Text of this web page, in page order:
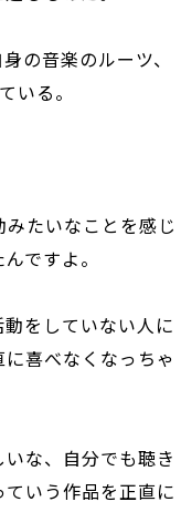
の音楽のルーツ、
いる。
たいなことを感じ
ですよ。
をしていない人に
喜べなくなっちゃ
な、自分でも聴き
いう作品を正直に